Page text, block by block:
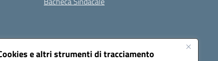
e altri strumenti di tracciamento
Seguici su: